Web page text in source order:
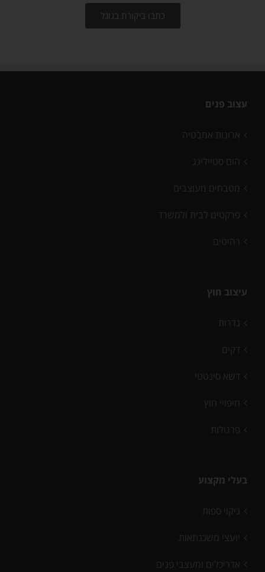
כתבו ביקורת בגוגל
עצוב פנים
ארונות אמבטיה
הום סטיילינג
מטבחים מעוצבים
פרקטים לבית ולמשרד
רהיטים
עיצוב חוץ
גדרות
דקים
דשא סינטטי
חיפויי חוץ
פרגולות
בעלי מקצוע
ניקוי ספות
יועצי משכנתאות
אדריכלים ומעצבי פנים